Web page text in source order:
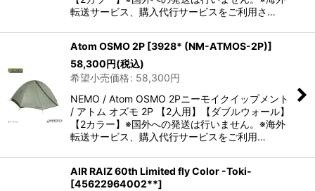
転送サービス、購入代行サービスをご利用さ…
Atom OSMO 2P [3928* (NM-ATMOS-2P)]
58,300円(税込)
希望小売価格: 58,300円
NEMO / Atom OSMO 2Pニーモイクイップメント
/ アトム オズモ 2P 【2人用】【ダブルウォール】
【2カラー】※国外への発送は行いません。※海外
転送サービス、購入代行サービスをご利用…
AIR RAIZ 60th Limited fly Color -Toki-
[45622964002**]